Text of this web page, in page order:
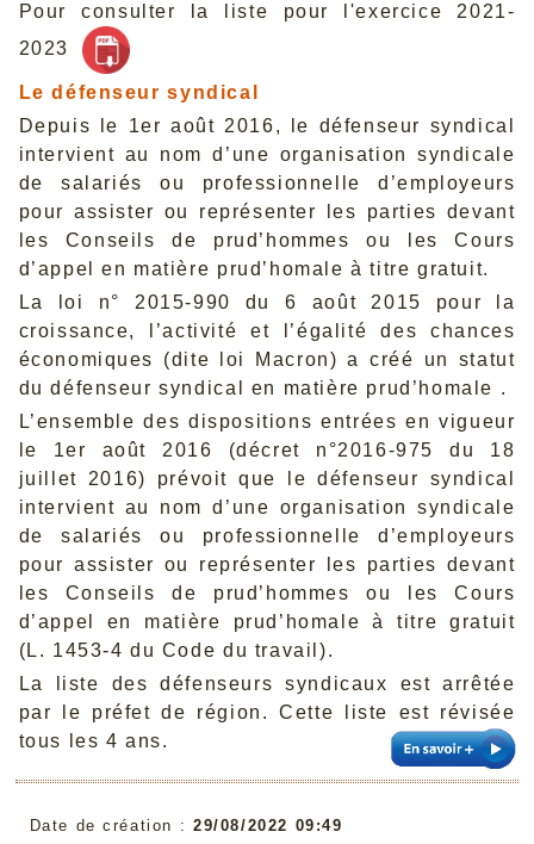
Pour consulter la liste pour l'exercice 2021-
2023
Le défenseur syndical
Depuis le 1er août 2016, le défenseur syndical
intervient au nom d’une organisation syndicale
de salariés ou professionnelle d’employeurs
pour assister ou représenter les parties devant
les Conseils de prud’hommes ou les Cours
d’appel en matière prud’homale à titre gratuit.
La loi n° 2015-990 du 6 août 2015 pour la
croissance, l’activité et l’égalité des chances
économiques (dite loi Macron) a créé un statut
du défenseur syndical en matière prud’homale .
L’ensemble des dispositions entrées en vigueur
le 1er août 2016 (décret n°2016-975 du 18
juillet 2016) prévoit que le défenseur syndical
intervient au nom d’une organisation syndicale
de salariés ou professionnelle d’employeurs
pour assister ou représenter les parties devant
les Conseils de prud’hommes ou les Cours
d’appel en matière prud’homale à titre gratuit
(L. 1453-4 du Code du travail).
La liste des défenseurs syndicaux est arrêtée
par le préfet de région. Cette liste est révisée
tous les 4 ans.
Date de création : 29/08/2022 09:49